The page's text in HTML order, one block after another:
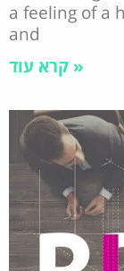
a feeling of a
and
קרא עוד »